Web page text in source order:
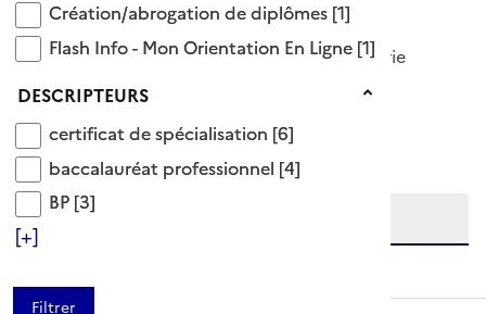
Création/abrogation de diplômes
Création/abrogation de diplômes [1]
Flash Info - Mon Orientation En Ligne
Flash Info - Mon Orientation En Ligne [1]
Descripteurs
DESCRIPTEURS
certificat de spécialisation
certificat de spécialisation [6]
baccalauréat professionnel
baccalauréat professionnel [4]
BP BP [3]
[+]
niveau 5
6 Documents disponibles dans cette catégorie
Tris disponibles (Ouverture d'une modale)
Affiner la recherche
Etendre la recherche sur